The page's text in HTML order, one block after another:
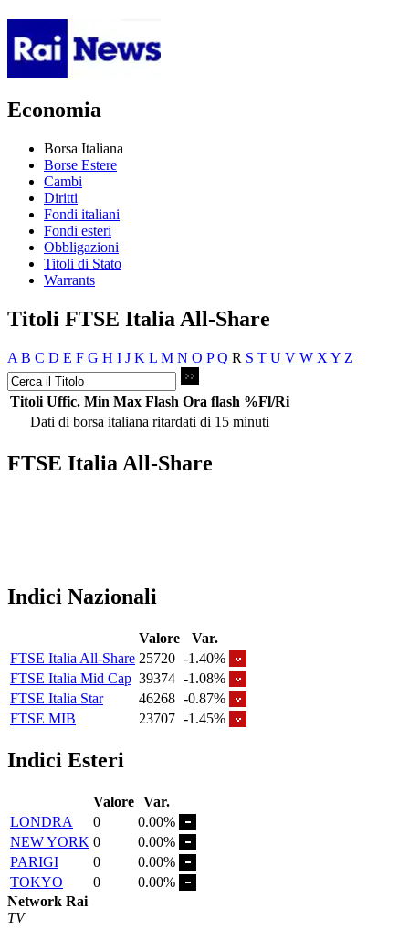
Economia
Borsa Italiana
Borse Estere
Cambi
Diritti
Fondi italiani
Fondi esteri
Obbligazioni
Titoli di Stato
Warrants
Titoli FTSE Italia All-Share
A B C D E F G H I J K L M N O P Q R S T U V W X Y Z
Titoli Uffic. Min Max Flash Ora flash %Fl/Ri
Dati di borsa italiana ritardati di 15 minuti
FTSE Italia All-Share
Indici Nazionali
Valore
Var.
FTSE Italia All-Share 25720 -1.40%
FTSE Italia Mid Cap 39374 -1.08%
FTSE Italia Star
46268 -0.87%
FTSE MIB
23707 -1.45%
Indici Esteri
Valore Var.
LONDRA
0
0.00%
NEW YORK 0
0.00%
PARIGI
0
0.00%
TOKYO
0
0.00%
Network Rai
TV